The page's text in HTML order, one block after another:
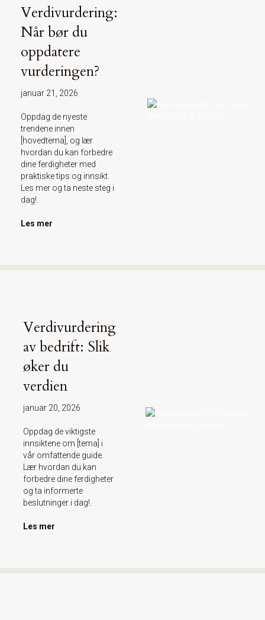
Verdivurdering:
Når bør du
oppdatere
vurderingen?
januar 21, 2026
Oppdag de nyeste
trendene innen
[hovedtema], og lær
hvordan du kan forbedre
dine ferdigheter med
praktiske tips og innsikt.
Les mer og ta neste steg i
dag!.
Les mer
Verdivurdering
av bedrift: Slik
øker du
verdien
januar 20, 2026
Oppdag de viktigste
innsiktene om [tema] i
vår omfattende guide.
Lær hvordan du kan
forbedre dine ferdigheter
og ta informerte
beslutninger i dag!.
Les mer